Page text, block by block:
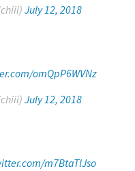
July 12, 2018
omQpP6WVNz
July 12, 2018
m7BtaTlJso